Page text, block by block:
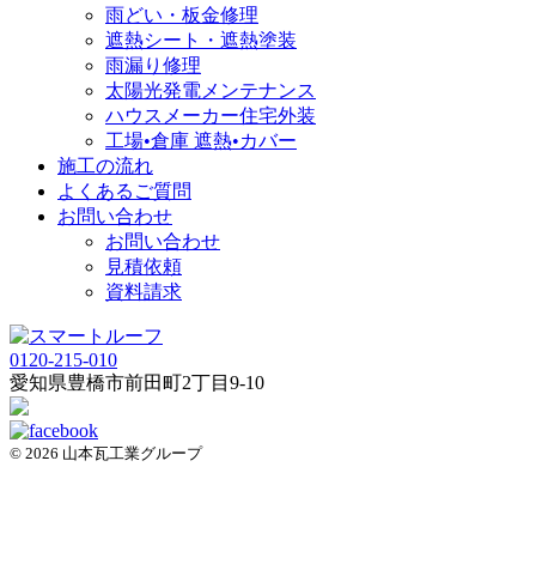
雨どい・板金修理
遮熱シート・遮熱塗装
雨漏り修理
太陽光発電メンテナンス
ハウスメーカー住宅外装
工場•倉庫 遮熱•カバー
施工の流れ
よくあるご質問
お問い合わせ
お問い合わせ
見積依頼
資料請求
0120-215-010
愛知県豊橋市前田町2丁目9-10
© 2026 山本瓦工業グループ